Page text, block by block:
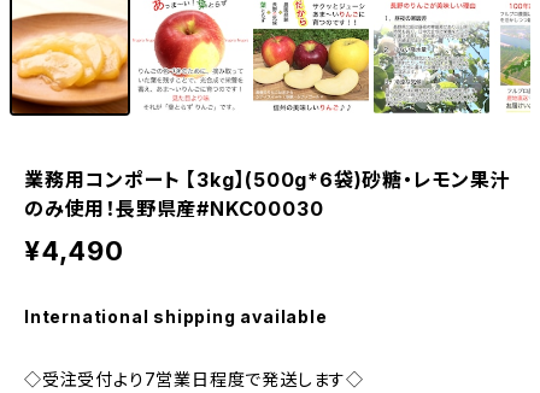
業務用コンポート 【3kg】(500g*6袋)砂糖・レモン果汁
のみ使用！長野県産#NKC00030
¥4,490
International shipping available
◇受注受付より7営業日程度で発送します◇